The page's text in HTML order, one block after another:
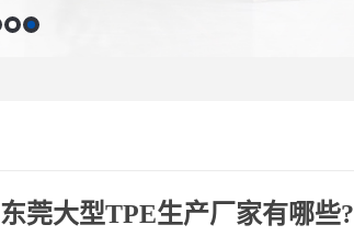
东莞大型TPE生产厂家有哪些?